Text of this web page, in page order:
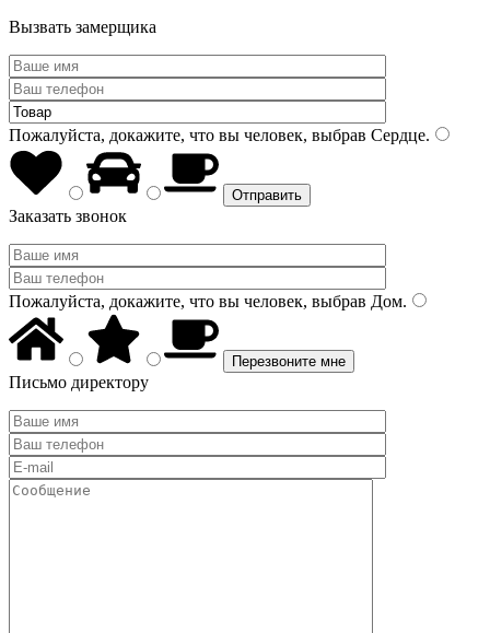
Вызвать замерщика
Пожалуйста, докажите, что вы человек, выбрав Сердце.
Заказать звонок
Пожалуйста, докажите, что вы человек, выбрав Дом.
Письмо директору